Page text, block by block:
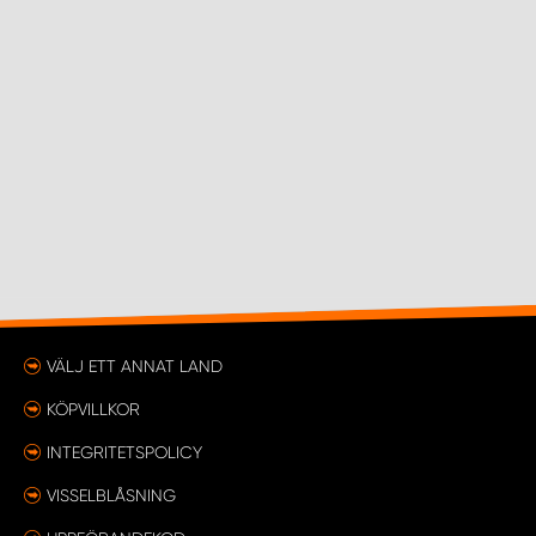
VÄLJ ETT ANNAT LAND
KÖPVILLKOR
INTEGRITETSPOLICY
VISSELBLÅSNING